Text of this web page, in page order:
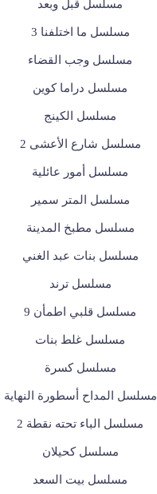
مسلسل قبل وبعد
مسلسل ما اختلفنا 3
مسلسل وجب القضاء
مسلسل دراما كوين
مسلسل الكينج
مسلسل شارع الأعشى 2
مسلسل أمور عائلية
مسلسل المتر سمير
مسلسل مطبخ المدينة
مسلسل بنات عبد الغني
مسلسل ترند
مسلسل قلبي اطمأن 9
مسلسل غلط بنات
مسلسل كسرة
مسلسل المداح أسطورة النهاية
مسلسل الباء تحته نقطة 2
مسلسل كحيلان
مسلسل بيت السعد